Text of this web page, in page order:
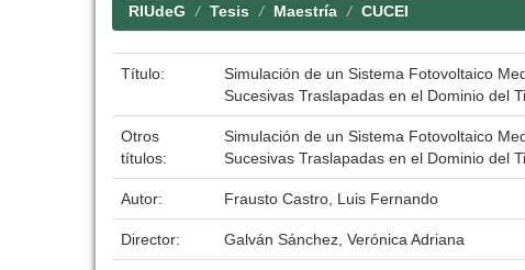
RIUdeG Tesis Maestría CUCEI
Título:
Simulación de un Sistema Fotovoltaico
Sucesivas Traslapadas en el Dominio del
Otros
títulos:
Simulación de un Sistema Fotovoltaico
Sucesivas Traslapadas en el Dominio del
Autor: Frausto Castro, Luis Fernando
Director: Galván Sánchez, Verónica Adriana